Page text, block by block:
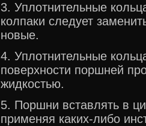
3. Уплотнительные
колпаки следует
новые.
4. Уплотнительные
поверхности поршней
жидкостью.
5. Поршни вставлять в
применяя каких-либо